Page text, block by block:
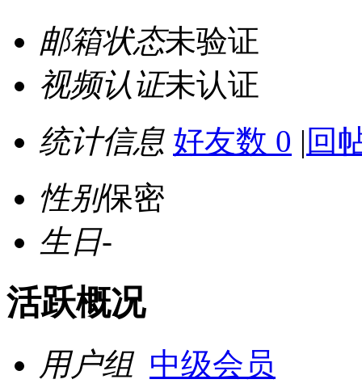
邮箱状态未验证
视频认证未认证
统计信息 好友数 0 | 回
性别保密
生日-
活跃概况
用户组 中级会员